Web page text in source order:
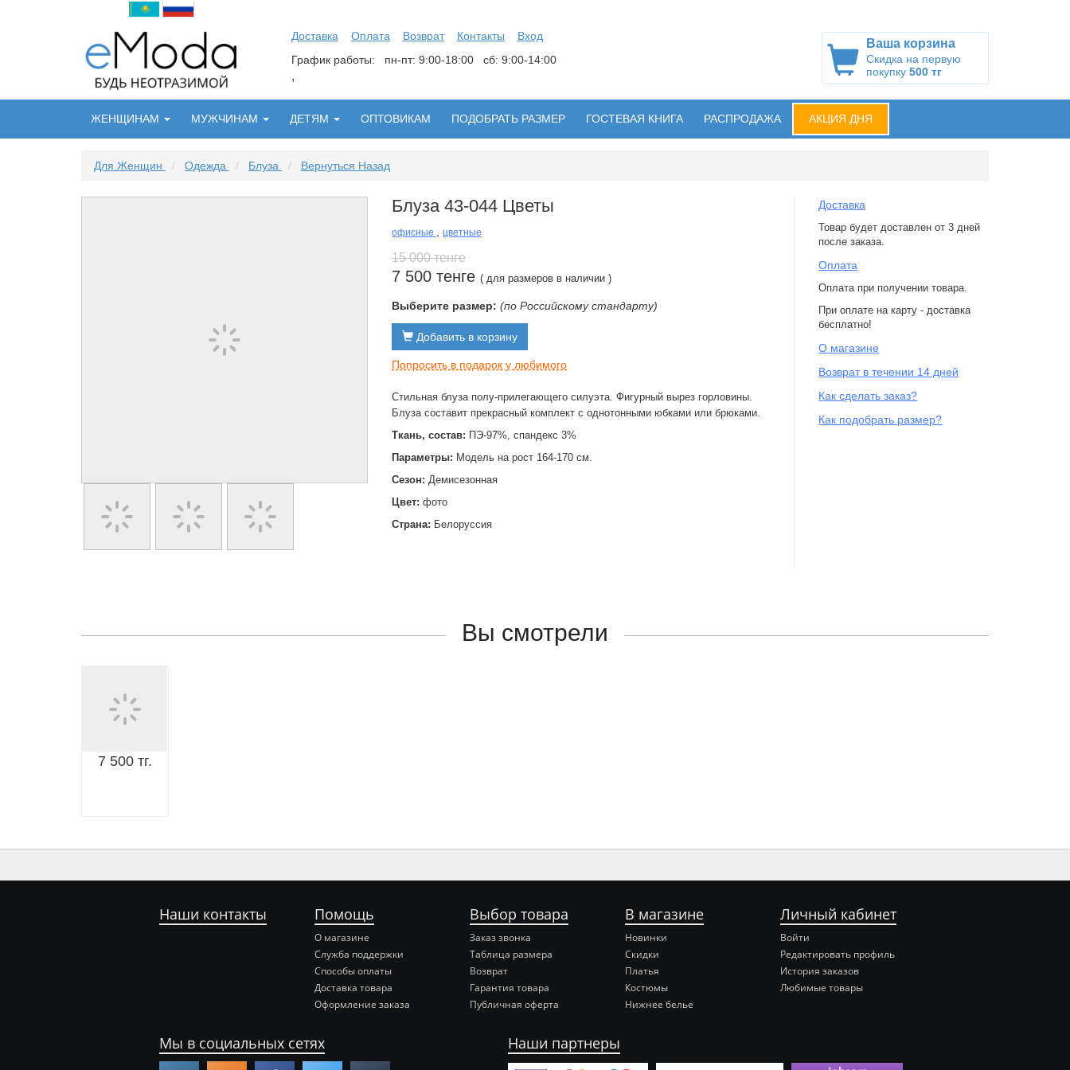
Доставка Оплата Возврат Контакты
Вход
График работы: пн-пт: 9:00-18:00 сб: 9:00-14:00
,
Ваша корзина
Скидка на первую
покупку 500 тг
ЖЕНЩИНАМ МУЖЧИНАМ ДЕТЯМ ОПТОВИКАМ ПОДОБРАТЬ РАЗМЕР ГОСТЕВАЯ КНИГА РАСПРОДАЖА АКЦИЯ ДНЯ
Для Женщин / Одежда / Блуза / Вернуться Назад
Блуза 43-044 Цветы
офисные цветные
15 000 тенге
7 500 тенге ( для размеров в наличии )
Выберите размер: (по Российскому стандарту)
Добавить в корзину
Попросить в подарок у любимого
Стильная блуза полу-прилегающего силуэта. Фигурный вырез горловины.
Блуза составит прекрасный комплект с однотонными юбками или брюками.
Ткань, состав: ПЭ-97%, спандекс 3%
Параметры: Модель на рост 164-170 см.
Сезон: Демисезонная
Цвет: фото
Страна: Белоруссия
Доставка
Товар будет доставлен от 3 дней
после заказа.
Оплата
Оплата при получении товара.
При оплате на карту - доставка
бесплатно!
О магазине
Возврат в течении 14 дней
Как сделать заказ?
Как подобрать размер?
Вы смотрели
7 500 тг.
Наши контакты Помощь
О магазине
Служба поддержки
Способы оплаты
Доставка товара
Оформление заказа
Выбор товара
Заказ звонка
Таблица размера
Возврат
Гарантия товара
Публичная оферта
В магазине
Новинки
Скидки
Платья
Костюмы
Нижнее белье
Личный кабинет
Войти
Редактировать профиль
История заказов
Любимые товары
Мы в социальных сетях Наши партнеры